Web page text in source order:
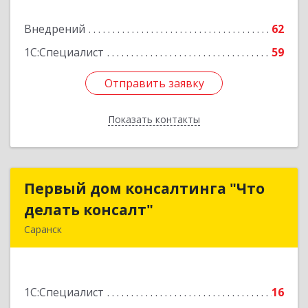
Внедрений
62
1С:Специалист
59
Отправить заявку
Показать контакты
Подробнее
Отправить заявку
Назад
Первый дом консалтинга "Что
делать консалт"
Саранск
1С:Специалист 16
Первый дом консалтинга "Что
Подробнее